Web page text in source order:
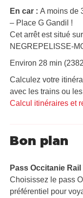
En car : A moins de
– Place G Gandil !
Cet arrêt est situé
NEGREPELISSE-
Environ 28 min
Calculez votre
avec les trains ou
Calcul itinéraires et
Bon plan
Pass Occitanie Rail
Choisissez le pass
préférentiel pour